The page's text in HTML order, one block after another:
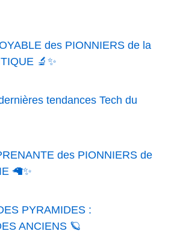
des PIONNIERS de la
🔬✨
tendances Tech du
des PIONNIERS de
🦙✨
PYRAMIDES :
ANCIENS 🪐